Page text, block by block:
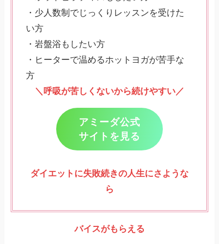
・少人数制でじっくりレッスンを受けた
い方
・岩盤浴もしたい方
・ヒーターで温めるホットヨガが苦手な
方
＼呼吸が苦しくないから続けやすい／
アミーダ公式
サイトを見る
ダイエットに失敗続きの人生にさような
ら
バイスがもらえ る